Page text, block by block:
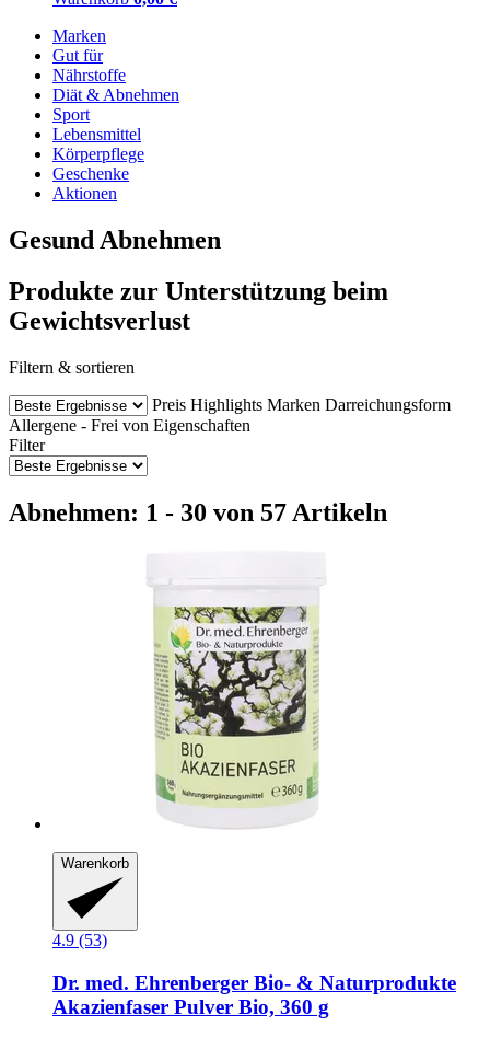
Marken
Gut für
Nährstoffe
Diät & Abnehmen
Sport
Lebensmittel
Körperpflege
Geschenke
Aktionen
Gesund Abnehmen
Produkte zur Unterstützung beim
Gewichtsverlust
Filtern & sortieren
Preis Highlights Marken Darreichungsform
Allergene - Frei von Eigenschaften
Filter
Abnehmen: 1 - 30 von 57 Artikeln
Warenkorb
4.9 (53)
Dr. med. Ehrenberger Bio- & Naturprodukte
Akazienfaser Pulver Bio, 360 g